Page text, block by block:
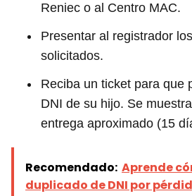
Reniec o al Centro MAC.
Presentar al registrador
solicitados.
Reciba un ticket para que
DNI de su hijo. Se
entrega aproximado (15
Recomendado: Aprende
duplicado de DNI por